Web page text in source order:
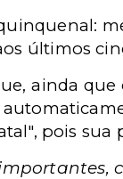
últimos
ainda
pois